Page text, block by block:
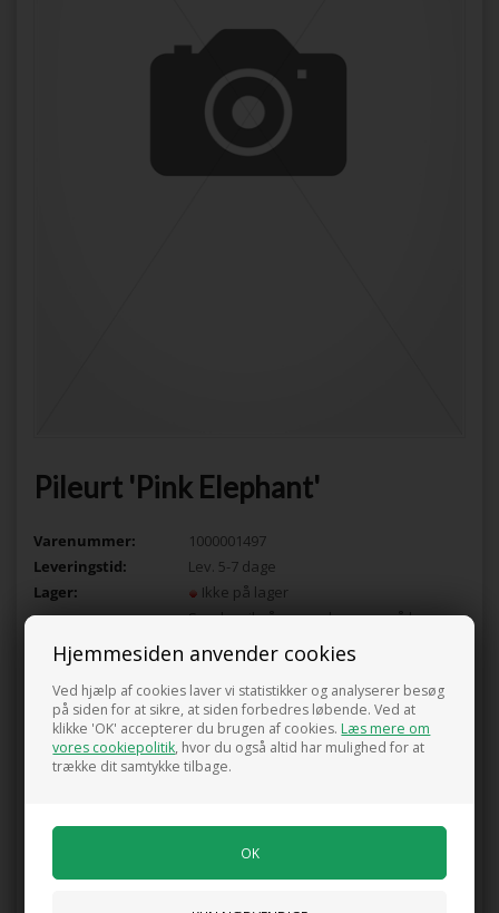
Hjemmesiden anvender cookies
Ved hjælp af cookies laver vi statistikker og analyserer besøg
på siden for at sikre, at siden forbedres løbende. Ved at
klikke 'OK' accepterer du brugen af cookies.Læs mere om
vores cookiepolitik, hvor du også altid har mulighed for at
trække dit samtykke tilbage.
Pileurt 'Pink Elephant'
Varenummer:
1000001497
Leveringstid:
Lev. 5-7 dage
Lager:
Ikke på lager
Send mail når varen kommer på lager
Potte størrelse 1 ltr, dansk produceret. Blomster farven er rosa i
7-9 mdr. Bliver op til 40cm Høj og placeres bedst i
sol/halvskygge. Plantes med 4-5 Planter pr. m2 , kan bruges til
99,00DKK